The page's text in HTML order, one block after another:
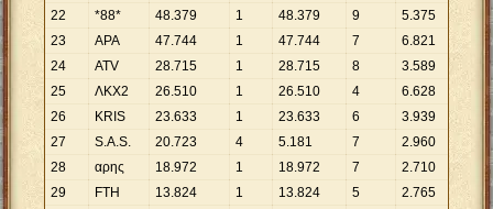
22
*88* 48.379 1 48.379 9 5.375
23
ΑΡΑ 47.744 1 47.744 7 6.821
24
ATV 28.715 1 28.715 8 3.589
25
ΛΚΧ2 26.510 1 26.510 4 6.628
26
KRIS 23.633 1 23.633 6 3.939
27
S.A.S. 20.723 4 5.181 7 2.960
28
αρης 18.972 1 18.972 7 2.710
29
FTH 13.824 1 13.824 5 2.765